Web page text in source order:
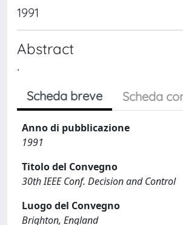
1991
Abstract
.
Scheda breve Scheda
Anno di pubblicazione
1991
Titolo del Convegno
30th IEEE Conf. Decision and Control
Luogo del Convegno
Brighton, England